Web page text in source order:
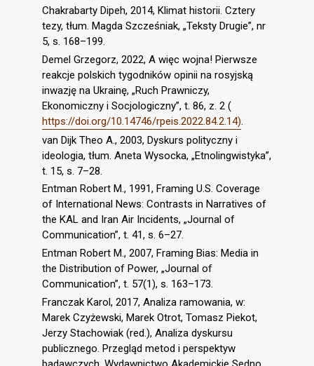
Chakrabarty Dipeh, 2014, Klimat historii. Cztery
tezy, tłum. Magda Szcześniak, „Teksty Drugie”, nr
5, s. 168–199.
Demel Grzegorz, 2022, A więc wojna! Pierwsze
reakcje polskich tygodników opinii na rosyjską
inwazję na Ukrainę, „Ruch Prawniczy,
Ekonomiczny i Socjologiczny”, t. 86, z. 2 (
https://doi.org/10.14746/rpeis.2022.84.2.14).
van Dijk Theo A., 2003, Dyskurs polityczny i
ideologia, tłum. Aneta Wysocka, „Etnolingwistyka”,
t. 15, s. 7–28.
Entman Robert M., 1991, Framing U.S. Coverage
of International News: Contrasts in Narratives of
the KAL and Iran Air Incidents, „Journal of
Communication”, t. 41, s. 6–27.
Entman Robert M., 2007, Framing Bias: Media in
the Distribution of Power, „Journal of
Communication”, t. 57(1), s. 163–173.
Franczak Karol, 2017, Analiza ramowania, w:
Marek Czyżewski, Marek Otrot, Tomasz Piekot,
Jerzy Stachowiak (red.), Analiza dyskursu
publicznego. Przegląd metod i perspektyw